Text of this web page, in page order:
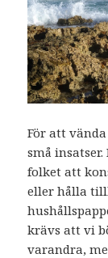
För att
små
folket att
eller hålla
krävs att vi
varandra,